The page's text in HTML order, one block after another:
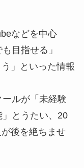
などを中心
目指せる」
」といった情報
ルが「未経験
とうたい、20
後を絶ちませ